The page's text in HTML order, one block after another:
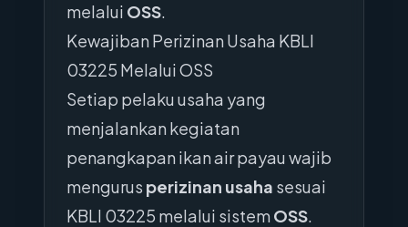
melalui OSS.
Kewajiban Perizinan Usaha KBLI
03225 Melalui OSS
Setiap pelaku usaha yang
menjalankan kegiatan
penangkapan ikan air payau wajib
mengurus perizinan usaha sesuai
KBLI 03225 melalui sistem OSS.